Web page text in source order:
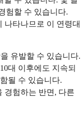
험할 수 있습니다.
나타나므로 이 연령대
유발할 수 있습니다.
대 이후에도 지속되
될 수 있습니다.
경험하는 반면, 다른